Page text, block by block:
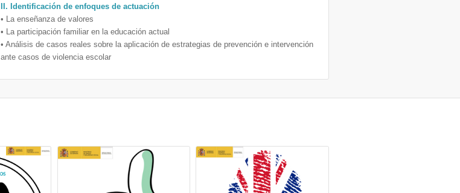
II. Identificación de enfoques de actuación
• La enseñanza de valores
• La participación familiar en la educación actual
• Análisis de casos reales sobre la aplicación de estrategias de prevención e intervención
ante casos de violencia escolar